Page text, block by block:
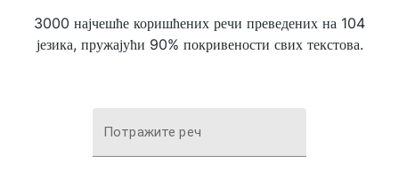
3000 најчешће коришћених речи преведених на 104
језика, пружајући 90% покривености свих текстова.
Потражите реч